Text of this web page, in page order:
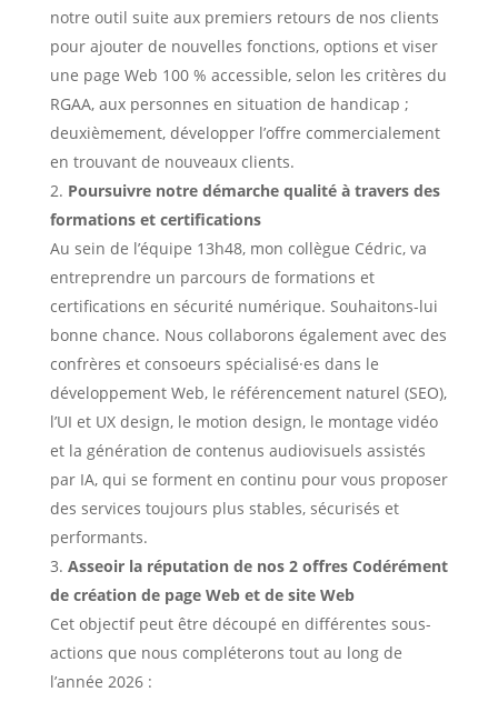
notre outil suite aux premiers retours de nos clients
pour ajouter de nouvelles fonctions, options et viser
une page Web 100 % accessible, selon les critères du
RGAA, aux personnes en situation de handicap ;
deuxièmement, développer l’offre commercialement
en trouvant de nouveaux clients.
Poursuivre notre démarche qualité à travers des
formations et certifications
Au sein de l’équipe 13h48, mon collègue Cédric, va
entreprendre un parcours de formations et
certifications en sécurité numérique. Souhaitons-lui
bonne chance. Nous collaborons également avec des
confrères et consoeurs spécialisé·es dans le
développement Web, le référencement naturel (SEO),
l’UI et UX design, le motion design, le montage vidéo
et la génération de contenus audiovisuels assistés
par IA, qui se forment en continu pour vous proposer
des services toujours plus stables, sécurisés et
performants.
Asseoir la réputation de nos 2 offres Codérément
de création de page Web et de site Web
Cet objectif peut être découpé en différentes sous-
actions que nous compléterons tout au long de
l’année 2026 :